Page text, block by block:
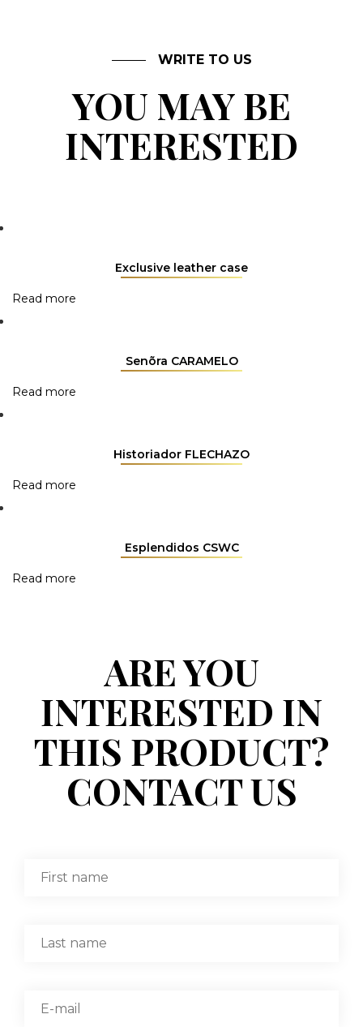
WRITE TO US
YOU MAY BE
INTERESTED
Exclusive leather case
Read more
Senõra CARAMELO
Read more
Historiador FLECHAZO
Read more
Esplendidos CSWC
Read more
ARE YOU
INTERESTED IN
THIS PRODUCT?
CONTACT US